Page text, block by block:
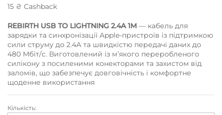
15 ₴ Сashback
REBIRTH USB TO LIGHTNING 2.4A 1M — кабель для
зарядки та синхронізації Apple-пристроїв із підтримкою
сили струму до 2.4A та швидкістю передачі даних до
480 Мбіт/с. Виготовлений із м’якого переробленого
силікону з посиленими конекторами та захистом від
заломів, що забезпечує довговічність і комфортне
щоденне використання
Кабель
Кількість: